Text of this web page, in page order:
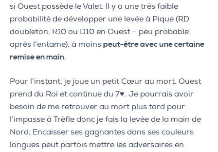
si Ouest possède le Valet. Il y a une très faible
probabilité de développer une levée à Pique (RD
doubleton, R10 ou D10 en Ouest – peu probable
après l’entame), à moins peut-être avec une certaine
remise en main.
Pour l’instant, je joue un petit Cœur au mort. Ouest
prend du Roi et continue du 7♥. Je pourrais avoir
besoin de me retrouver au mort plus tard pour
l’impasse à Trèfle donc je fais la levée de la main de
Nord. Encaisser ses gagnantes dans ses couleurs
longues peut parfois mettre les adversaires en